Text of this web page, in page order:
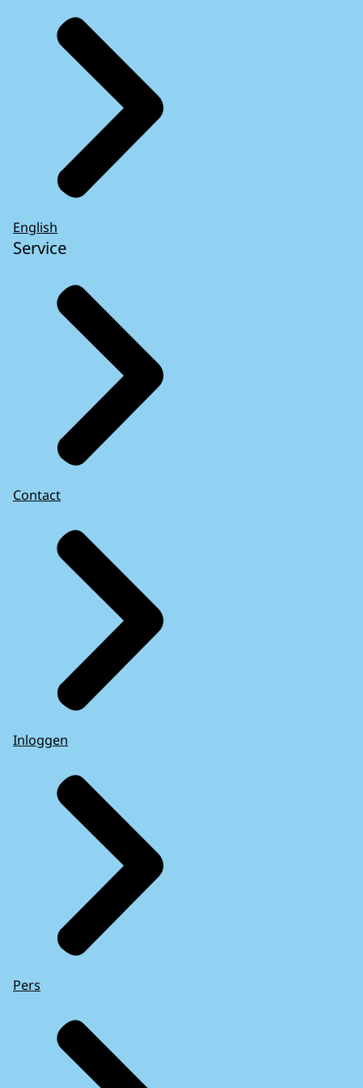
English
Service
Contact
Inloggen
Pers